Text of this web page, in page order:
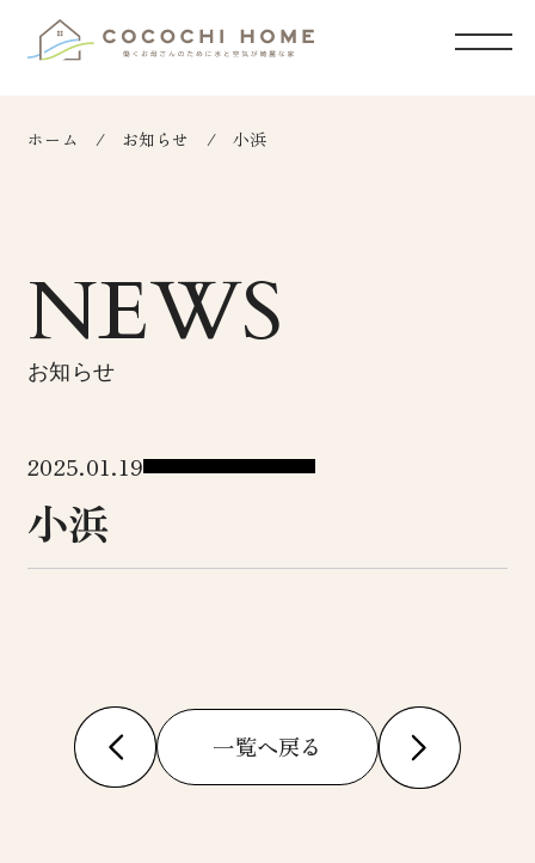
ホーム お知らせ 小浜
NEWS
お知らせ
2025.01.19
小浜
一覧へ戻る